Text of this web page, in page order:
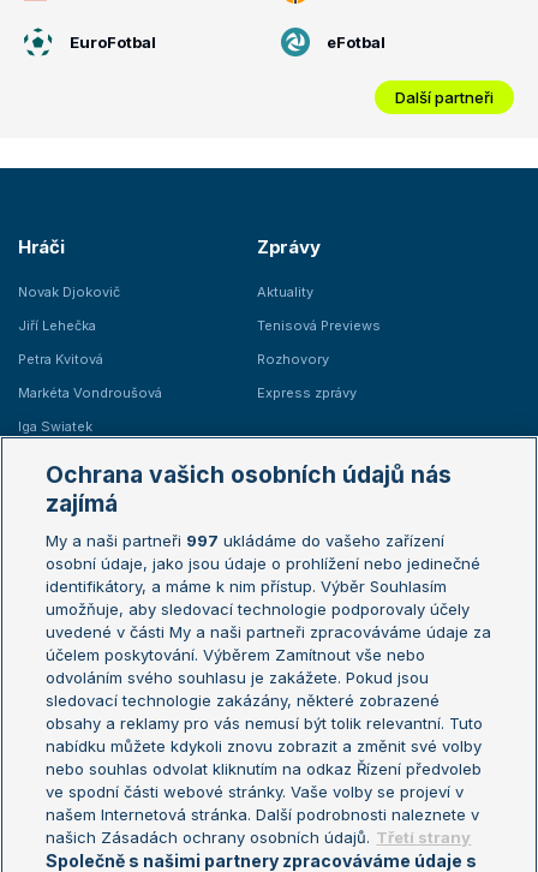
EuroFotbal eFotbal
Další partneři
Hráči
Novak Djokovič
Jiří Lehečka
Petra Kvitová
Markéta Vondroušová
Iga Swiatek
Zprávy
Aktuality
Tenisová Previews
Rozhovory
Express zprávy
Žebříčky
Žebříček ATP (muži)
Žebříček WTA (ženy)
Sázkařský žebříček
Australian Open
French Open
Wimbledon
US Open
Turnaj mistrů
Turnaj mistryň
Aktualní trendy
Fotbalové přestupy
Livesport Daily
LS Prague Open
Ochrana vašich osobních údajů nás
zajímá
My a naši partneři 997 ukládáme do vašeho zařízení
osobní údaje, jako jsou údaje o prohlížení nebo jedinečné
identifikátory, a máme k nim přístup. Výběr Souhlasím
umožňuje, aby sledovací technologie podporovaly účely
uvedené v části My a naši partneři zpracováváme údaje za
účelem poskytování. Výběrem Zamítnout vše nebo
odvoláním svého souhlasu je zakážete. Pokud jsou
sledovací technologie zakázány, některé zobrazené
obsahy a reklamy pro vás nemusí být tolik relevantní. Tuto
nabídku můžete kdykoli znovu zobrazit a změnit své volby
nebo souhlas odvolat kliknutím na odkaz Řízení předvoleb
ve spodní části webové stránky. Vaše volby se projeví v
našem Internetová stránka. Další podrobnosti naleznete v
našich Zásadách ochrany osobních údajů. Třetí strany
Společně s našimi partnery zpracováváme údaje s